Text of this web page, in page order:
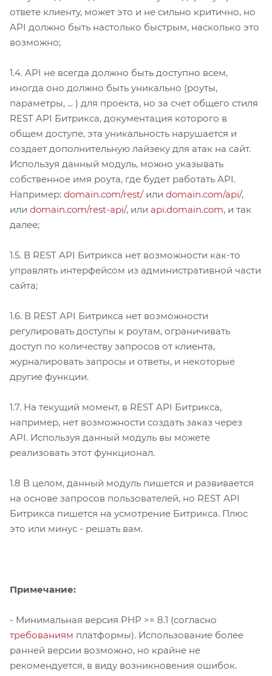
ответе клиенту, может это и не сильно критично, но
API должно быть настолько быстрым, насколько это
возможно;
1.4. API не всегда должно быть доступно всем,
иногда оно должно быть уникально (роуты,
параметры, ... ) для проекта, но за счет общего стиля
REST API Битрикса, документация которого в
общем доступе, эта уникальность нарушается и
создает дополнительную лайзеку для атак на сайт.
Используя данный модуль, можно указывать
собственное имя роута, где будет работать API.
Например: domain.com/rest/ или domain.com/api/,
или domain.com/rest-api/, или api.domain.com, и так
далее;
1.5. В REST API Битрикса нет возможности как-то
управлять интерфейсом из административной части
сайта;
1.6. В REST API Битрикса нет возможности
регулировать доступы к роутам, ограничивать
доступ по количеству запросов от клиента,
журналировать запросы и ответы, и некоторые
другие функции.
1.7. На текущий момент, в REST API Битрикса,
например, нет возможности создать заказ через
API. Используя данный модуль вы можете
реализовать этот функционал.
1.8 В целом, данный модуль пишется и развивается
на основе запросов пользователей, но REST API
Битрикса пишется на усмотрение Битрикса. Плюс
это или минус - решать вам.
Примечание:
- Минимальная версия PHP >= 8.1 (согласно
требованиям платформы). Использование более
ранней версии возможно, но крайне не
рекомендуется, в виду возникновения ошибок.